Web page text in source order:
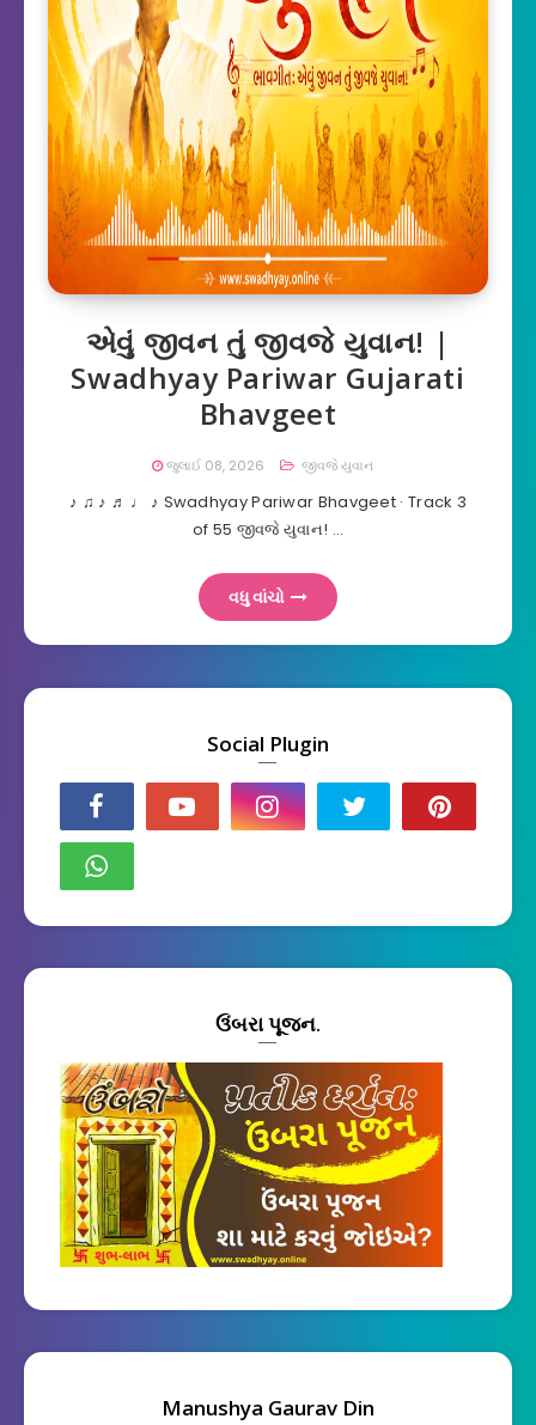
એવું જીવન તું જીવજે યુવાન! |
Swadhyay Pariwar Gujarati
Bhavgeet
જુલાઈ 08, 2026 જીવજે યુવાન
♪ ♫ ♪ ♬ ♩ ♪ Swadhyay Pariwar Bhavgeet · Track 3
of 55 જીવજે યુવાન! …
વધુ વાંચો
Social Plugin
ઉંબરા પૂજન.
Manushya Gaurav Din